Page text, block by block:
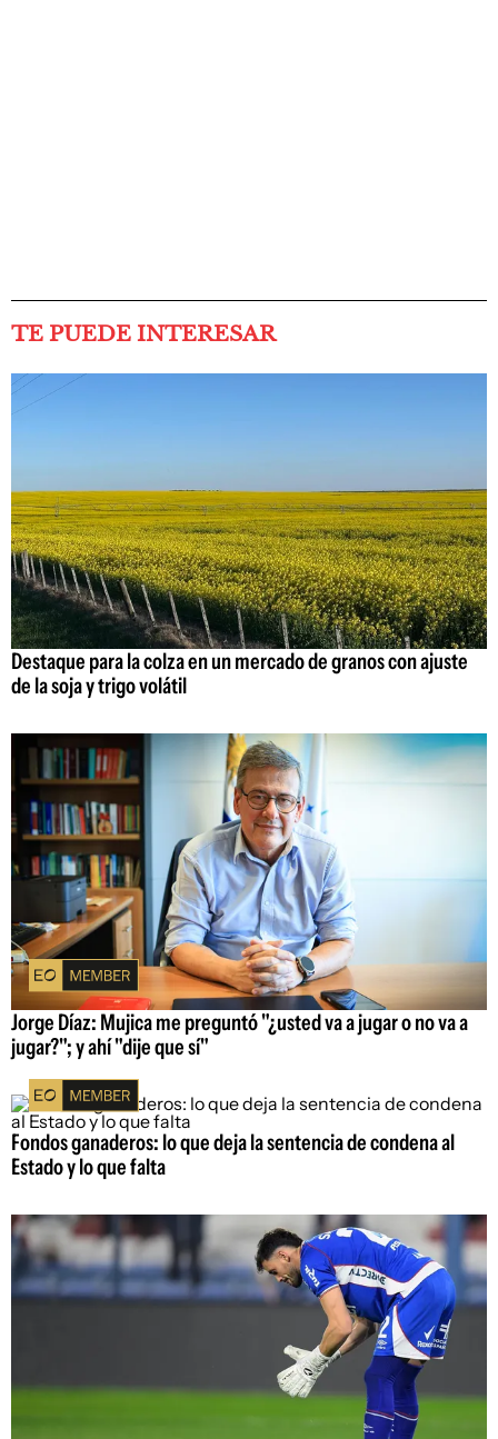
TE PUEDE INTERESAR
Destaque para la colza en un mercado de granos con ajuste
de la soja y trigo volátil
Jorge Díaz: Mujica me preguntó "¿usted va a jugar o no va a
jugar?"; y ahí "dije que sí"
Fondos ganaderos: lo que deja la sentencia de condena al
Estado y lo que falta